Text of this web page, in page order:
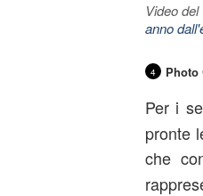
Video
anno
4 Photo
Per i
pronte
che